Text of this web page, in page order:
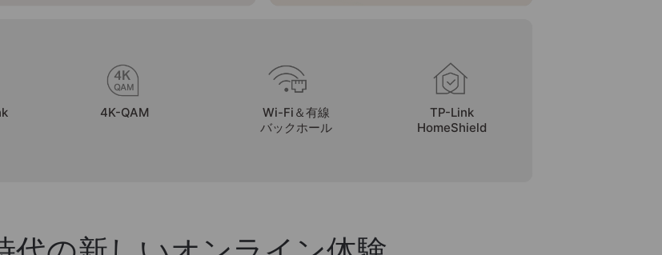
Wi-Fi＆有線
バックホール
TP-Link
HomeShield
4K-QAM